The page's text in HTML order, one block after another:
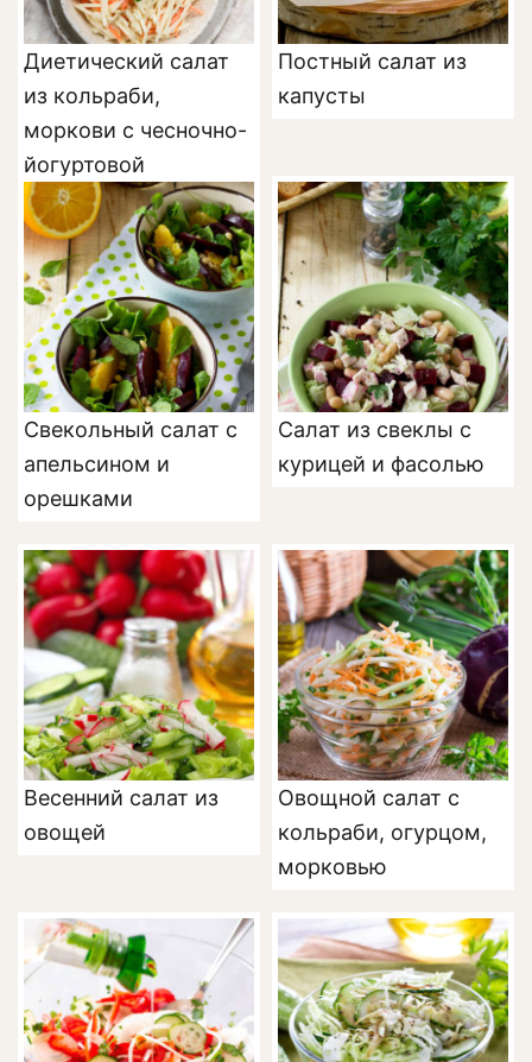
Диетический салат
из кольраби,
моркови с чесночно-
йогуртовой
заправкой
Постный салат из
капусты
Свекольный салат с
апельсином и
орешками
Салат из свеклы с
курицей и фасолью
Весенний салат из
овощей
Овощной салат с
кольраби, огурцом,
морковью